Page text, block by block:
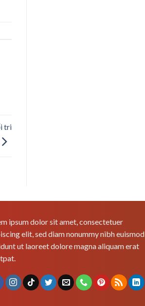
tri
ipsum dolor sit amet, consectetuer
elit, sed diam nonummy nibh euismod
ut laoreet dolore magna aliquam erat